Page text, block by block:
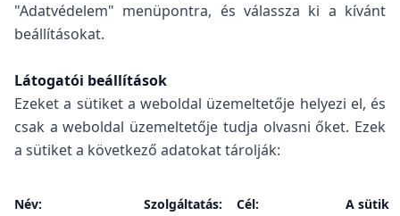
"Adatvédelem" menüpontra, és válassza ki a kívánt
beállításokat.
Látogatói beállítások
Ezeket a sütiket a weboldal üzemeltetője helyezi el, és
csak a weboldal üzemeltetője tudja olvasni őket. Ezek
a sütiket a következő adatokat tárolják:
Név: Szolgáltatás: Cél:
A sütik